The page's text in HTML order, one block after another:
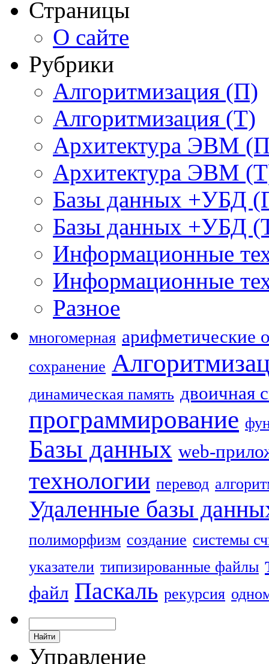
Страницы
О сайте
Рубрики
Алгоритмизация (П)
Алгоритмизация (Т)
Архитектура ЭВМ
Архитектура ЭВМ
Базы данных +УБД
Базы данных +УБД
Информационные
Информационные
Разное
многомерная арифметические
сохранение
динамическая память двоичная
программирование
Базы данных web-
технологии перевод
Удаленные базы
полиморфизм создание системы
указатели типизированные файлы
файл Паскаль рекурсия
Управление